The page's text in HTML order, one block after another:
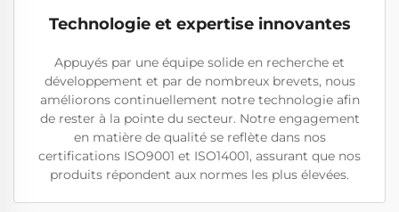
Technologie et expertise innovantes
Appuyés par une équipe solide en recherche et
développement et par de nombreux brevets, nous
améliorons continuellement notre technologie afin
de rester à la pointe du secteur. Notre engagement
en matière de qualité se reflète dans nos
certifications ISO9001 et ISO14001, assurant que nos
produits répondent aux normes les plus élevées.